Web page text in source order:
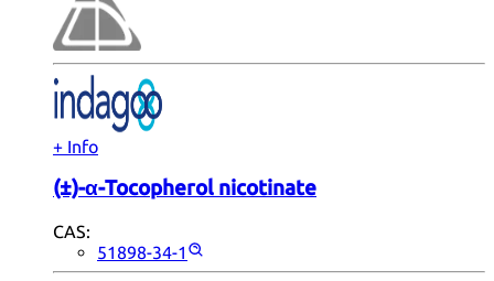
+ Info
(±)-α-Tocopherol nicotinate
CAS:
51898-34-1